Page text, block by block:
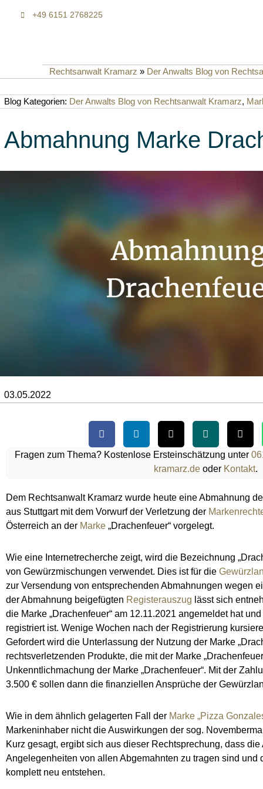
+49 6151 2768225
Rechtsanwalt Kramarz » Der Anwalts Blog von
Blog Kategorien: Der Anwalts Blog von Rechtsanwalt Kramarz,
Abmahnung Marke
03.05.2022
Fragen zum Thema? Kostenlose Ersteinschätzung unter
kramarz.deoder Kontakt.
Dem Rechtsanwalt Kramarz wurde heute eine Abmahnung
aus Stuttgart mit dem Vorwurf der Verletzung der
Österreich an der Marke „Drachenfeuer“ vorgelegt.
Wie eine Internetrecherche zeigt, wird die Bezeichnung
von Gewürzmischungen verwendet. Dies ist für die
zur Versendung von entsprechenden Abmahnungen wegen
der Abmahnung beigefügten Registerauszug lässt sich
die Marke „Drachenfeuer“ am 12.11.2021 angemeldet hat
registriert ist. Wenige Wochen nach der Registrierung
Gefordert wird die Unterlassung der Nutzung der Marke
rechtsverletzenden Produkte, die mit der Marke
Unkenntlichmachung der Marke „Drachenfeuer“. Mit der
3.500 € sollen dann die finanziellen Ansprüche der
Wie in dem ähnlich gelagerten Fall der Marke „Pizza
Markeninhaber nicht die Auswirkungen der sog.
Kurz gesagt, ergibt sich aus dieser Rechtsprechung, dass
Angelegenheiten von allen Abgemahnten zu tragen sind und
komplett neu entstehen.